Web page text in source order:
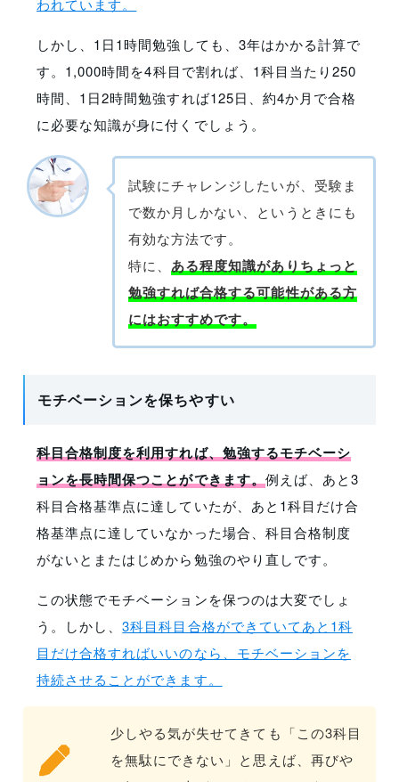
われています。
しかし、1日1時間勉強しても、3年はかかる計算で
す。1,000時間を4科目で割れば、1科目当たり250
時間、1日2時間勉強すれば125日、約4か月で合格
に必要な知識が身に付くでしょう。
試験にチャレンジしたいが、受験ま
で数か月しかない、というときにも
有効な方法です。
特に、 ある程度知識がありちょっと
勉強すれば合格する可能性がある方
にはおすすめです。
モチベーションを保ちやすい
科目合格制度を利用すれば、勉強するモチベーシ
ョンを長時間保つことができます。例えば、あと3
科目合格基準点に達していたが、あと1科目だけ合
格基準点に達していなかった場合、科目合格制度
がないとまたはじめから勉強のやり直しです。
この状態でモチベーションを保つのは大変でしょ
う。しかし、3科目科目合格ができていてあと1科
目だけ合格すればいいのなら、モチベーションを
持続させることができます。
少しやる気が失せてきても「この3科目
を無駄にできない」と思えば、再びや